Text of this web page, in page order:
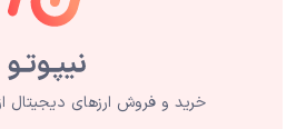
خرید و فروش ارزهای دیجیتال